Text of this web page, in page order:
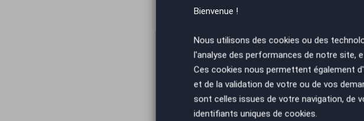
Bienvenue !
Nous utilisons des cookies ou des
l'analyse des performances de notre site,
Ces cookies nous permettent également
et de la validation de votre ou de vos
sont celles issues de votre navigation, de
identifiants uniques de cookies.